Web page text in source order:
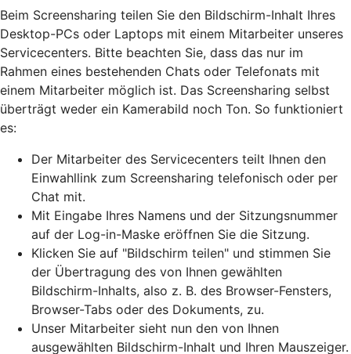
Beim Screensharing teilen Sie den Bildschirm-Inhalt Ihres
Desktop-PCs oder Laptops mit einem Mitarbeiter unseres
Servicecenters. Bitte beachten Sie, dass das nur im
Rahmen eines bestehenden Chats oder Telefonats mit
einem Mitarbeiter möglich ist. Das Screensharing selbst
überträgt weder ein Kamerabild noch Ton. So funktioniert
es:
Der Mitarbeiter des Servicecenters teilt Ihnen den
Einwahllink zum Screensharing telefonisch oder per
Chat mit.
Mit Eingabe Ihres Namens und der Sitzungsnummer
auf der Log-in-Maske eröffnen Sie die Sitzung.
Klicken Sie auf "Bildschirm teilen" und stimmen Sie
der Übertragung des von Ihnen gewählten
Bildschirm-Inhalts, also z. B. des Browser-Fensters,
Browser-Tabs oder des Dokuments, zu.
Unser Mitarbeiter sieht nun den von Ihnen
ausgewählten Bildschirm-Inhalt und Ihren Mauszeiger.